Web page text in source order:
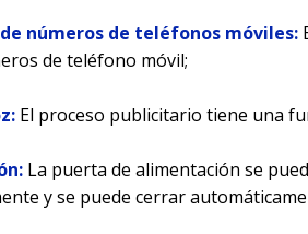
números de teléfonos móviles:
de teléfono móvil;
El proceso publicitario tiene una
La puerta de alimentación se
y se puede cerrar